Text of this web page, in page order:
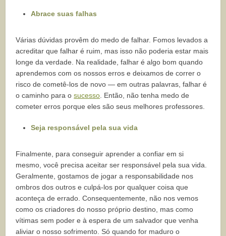
Abrace suas falhas
Várias dúvidas provêm do medo de falhar. Fomos levados a
acreditar que falhar é ruim, mas isso não poderia estar mais
longe da verdade. Na realidade, falhar é algo bom quando
aprendemos com os nossos erros e deixamos de correr o
risco de cometê-los de novo — em outras palavras, falhar é
o caminho para osucesso . Então, não tenha medo de
cometer erros porque eles são seus melhores professores.
Seja responsável pela sua vida
Finalmente, para conseguir aprender a confiar em si
mesmo, você precisa aceitar ser responsável pela sua vida.
Geralmente, gostamos de jogar a responsabilidade nos
ombros dos outros e culpá-los por qualquer coisa que
aconteça de errado. Consequentemente, não nos vemos
como os criadores do nosso próprio destino, mas como
vítimas sem poder e à espera de um salvador que venha
aliviar o nosso sofrimento. Só quando for maduro o